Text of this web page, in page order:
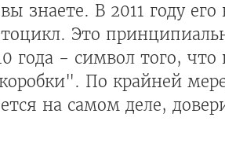
знаете. В 2011 году
Это
- символ того, что
По крайней
на самом деле,